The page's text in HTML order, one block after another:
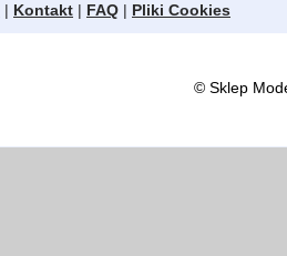
| Kontakt | FAQ | Pliki Cookies
©Sklep